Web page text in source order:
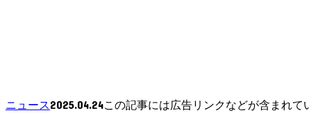
ニュース2025.04.24この記事には広告リンクなどが含まれて